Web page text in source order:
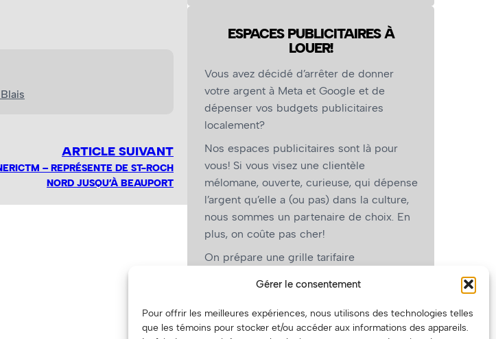
Gérer le consentement
Pour offrir les meilleures expériences, nous utilisons des technologies telles
que les témoins pour stocker et/ou accéder aux informations des appareils.
ARTICLE SUIVANT
– REPRÉSENTE DE ST-ROCH
NORD JUSQU’À BEAUPORT
ESPACES PUBLICITAIRES À
LOUER!
Vous avez décidé d’arrêter de donner
votre argent à Meta et Google et de
dépenser vos budgets publicitaires
localement?
Nos espaces publicitaires sont là pour
vous! Si vous visez une clientèle
mélomane, ouverte, curieuse, qui dépense
l’argent qu’elle a (ou pas) dans la culture,
nous sommes un partenaire de choix. En
plus, on coûte pas cher!
On prépare une grille tarifaire
vous, les artistes!)